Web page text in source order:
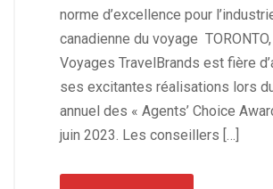
norme d’excellence pour
canadienne du voyage
Voyages TravelBrands est fière
ses excitantes réalisations lors
annuel des « Agents’ Choice
juin 2023. Les conseillers […]